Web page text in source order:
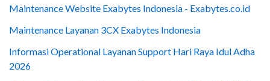
Maintenance Website Exabytes Indonesia - Exabytes.co.id
Maintenance Layanan 3CX Exabytes Indonesia
Informasi Operational Layanan Support Hari Raya Idul Adha
2026